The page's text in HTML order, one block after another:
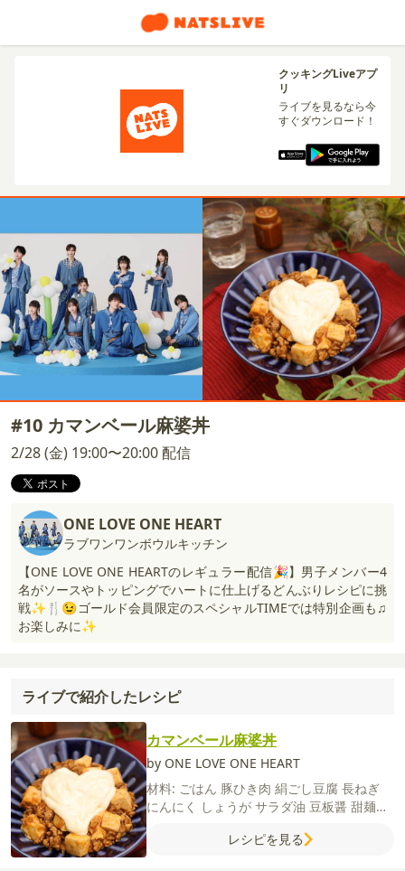
クッキングLiveアプ
リ
ライブを見るなら今
すぐダウンロード！
#10 カマンベール麻婆丼
2/28 (金) 19:00〜20:00 配信
ONE LOVE ONE HEART
ラブワンワンボウルキッチン
【ONE LOVE ONE HEARTのレギュラー配信🎉】男子メンバー4
名がソースやトッピングでハートに仕上げるどんぶりレシピに挑
戦✨🍴😉ゴールド会員限定のスペシャルTIMEでは特別企画も♫
お楽しみに✨
ライブで紹介したレシピ
カマンベール麻婆丼
by ONE LOVE ONE HEART
材料: ごはん 豚ひき肉 絹ごし豆腐 長ねぎ
にんにく
しょうが サラダ油 豆板醤 甜麺醤
片栗粉水【チーズソース】
レシピを見る